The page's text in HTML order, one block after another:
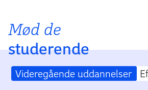
Mød de
studerende
Videregående uddannelser